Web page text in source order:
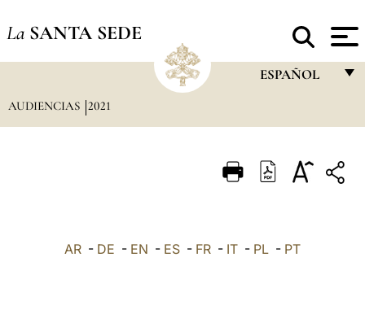
La SANTA SEDE
ESPAÑOL
ITALIANO
AUDIENCIAS 2021
AR - DE - EN - ES - FR - IT - PL - PT